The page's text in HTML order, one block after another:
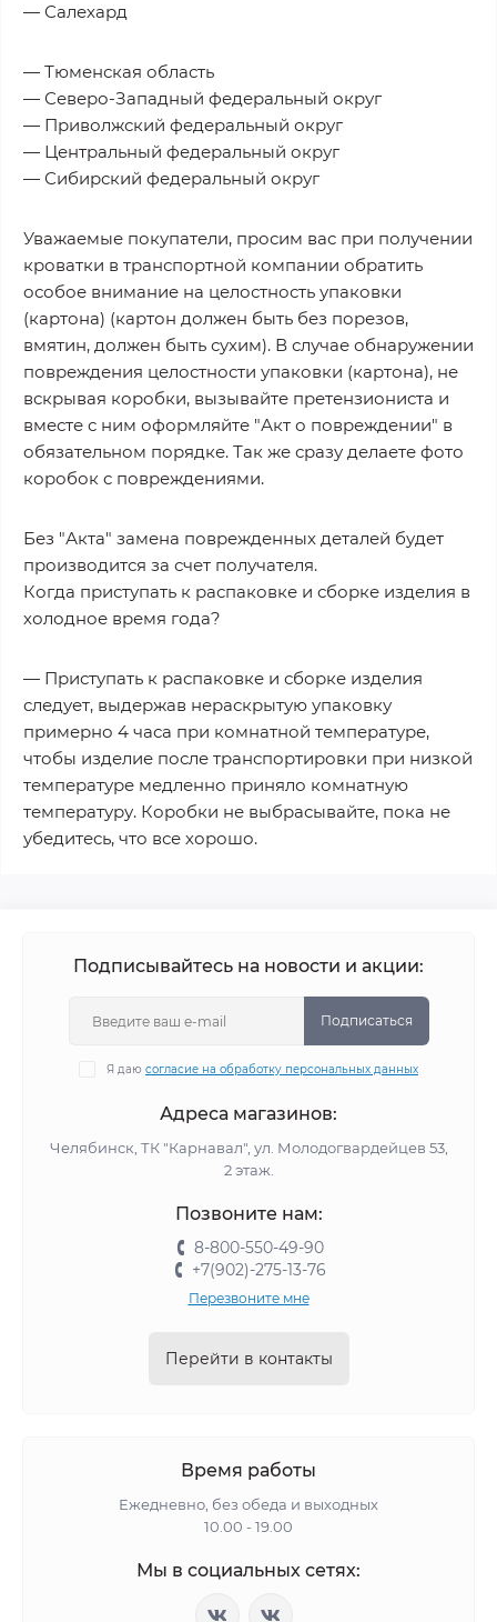
— Салехард
— Тюменская область
— Северо-Западный федеральный округ
— Приволжский федеральный округ
— Центральный федеральный округ
— Сибирский федеральный округ
Уважаемые покупатели, просим вас при получении
кроватки в транспортной компании обратить
особое внимание на целостность упаковки
(картона) (картон должен быть без порезов,
вмятин, должен быть сухим). В случае обнаружении
повреждения целостности упаковки (картона), не
вскрывая коробки, вызывайте претензиониста и
вместе с ним оформляйте "Акт о повреждении" в
обязательном порядке. Так же сразу делаете фото
коробок с повреждениями.
Без "Акта" замена поврежденных деталей будет
производится за счет получателя.
Когда приступать к распаковке и сборке изделия в
холодное время года?
— Приступать к распаковке и сборке изделия
следует, выдержав нераскрытую упаковку
примерно 4 часа при комнатной температуре,
чтобы изделие после транспортировки при низкой
температуре медленно приняло комнатную
температуру. Коробки не выбрасывайте, пока не
убедитесь, что все хорошо.
Подписывайтесь на новости и акции:
Подписаться
Я даю согласие на обработку персональных данных
Адреса магазинов:
Челябинск, ТК "Карнавал", ул. Молодогвардейцев 53,
2 этаж.
Позвоните нам:
8-800-550-49-90
+7(902)-275-13-76
Перезвоните мне
Перейти в контакты
Время работы
Ежедневно, без обеда и выходных
10.00 - 19.00
Мы в социальных сетях: